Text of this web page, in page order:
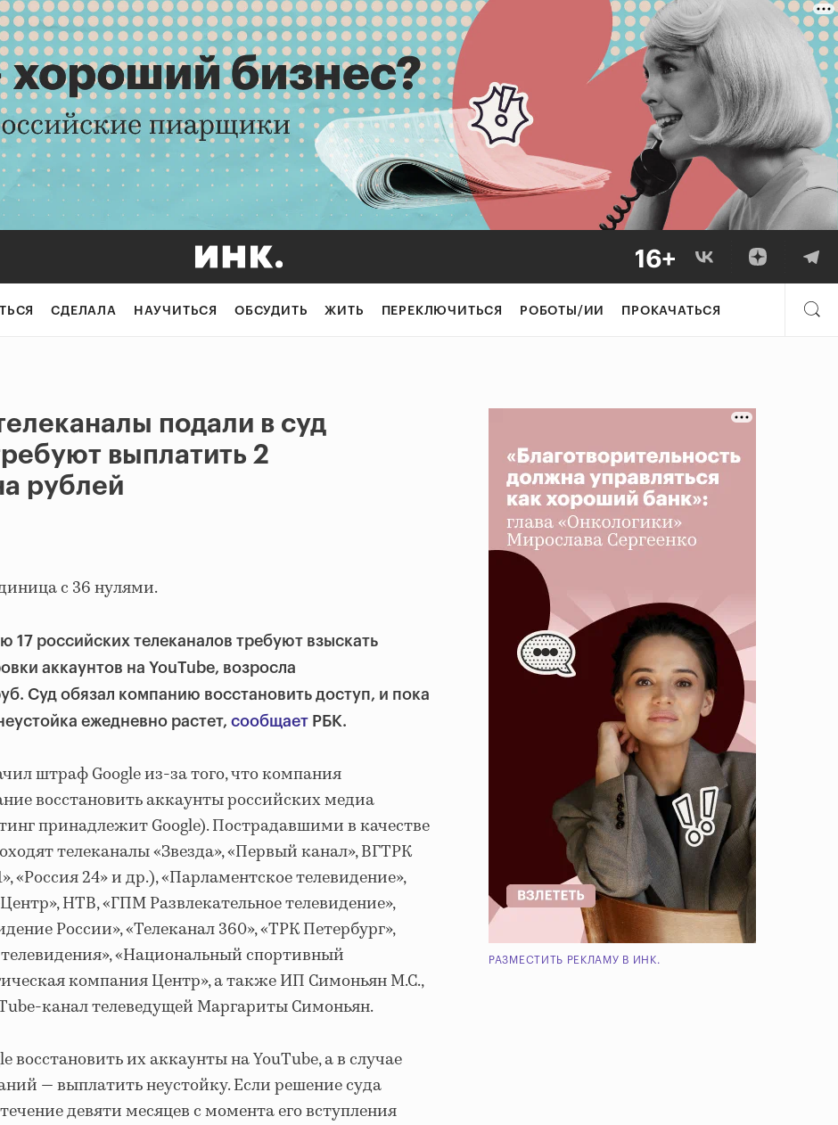
СДЕЛАЛА НАУЧИТЬСЯ ОБСУДИТЬ ЖИТЬ ПЕРЕКЛЮЧИТЬСЯ РОБОТЫ/ИИ ПРОКАЧАТЬСЯ
подали в суд
выплатить 2
рублей
с 36 нулями.
российских телеканалов требуют взыскать
аккаунтов на YouTube, возросла
Суд обязал компанию восстановить доступ, и пока
ежедневно растет, сообщает РБК.
штраф Google из-за того, что компания
восстановить аккаунты российских медиа
принадлежит Google). Пострадавшими в качестве
телеканалы «Звезда», «Первый канал», ВГТРК
«Россия 24» и др.), «Парламентское телевидение»,
НТВ, «ГПМ Развлекательное телевидение»,
России», «Телеканал 360», «ТРК Петербург»,
«Национальный спортивный
компания Центр», а также ИП Симоньян М.С.,
канал телеведущей Маргариты Симоньян.
восстановить их аккаунты на YouTube, а в случае
— выплатить неустойку. Если решение суда
девяти месяцев с момента его вступления
РАЗМЕСТИТЬ РЕКЛАМУ В ИНК.